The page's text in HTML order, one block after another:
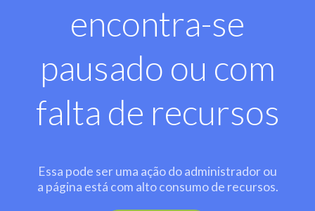
encontra-se
pausado ou com
falta de recursos
Essa pode ser uma ação do administrador ou
a página está com alto consumo de recursos.